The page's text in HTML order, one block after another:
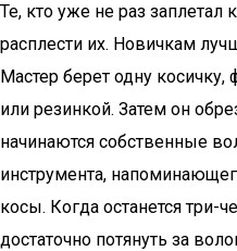
Те, кто уже не раз заплетал
расплести их. Новичкам
Мастер берет одну
или резинкой. Затем он
начинаются собственные
инструмента,
косы. Когда останется три-
достаточно потянуть за